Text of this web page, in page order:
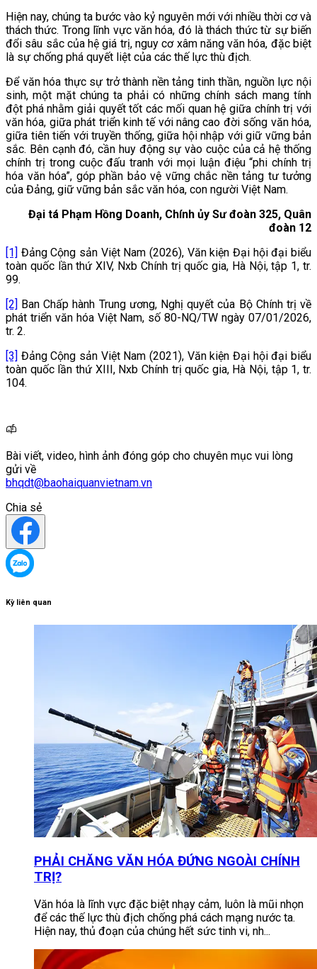
Hiện nay, chúng ta bước vào kỷ nguyên mới với nhiều thời cơ và
thách thức. Trong lĩnh vực văn hóa, đó là thách thức từ sự biến
đổi sâu sắc của hệ giá trị, nguy cơ xâm năng văn hóa, đặc biệt
là sự chống phá quyết liệt của các thế lực thù địch.
Để văn hóa thực sự trở thành nền tảng tinh thần, nguồn lực nội
sinh, một mặt chúng ta phải có những chính sách mang tính
đột phá nhằm giải quyết tốt các mối quan hệ giữa chính trị với
văn hóa, giữa phát triển kinh tế với nâng cao đời sống văn hóa,
giữa tiên tiến với truyền thống, giữa hội nhập với giữ vững bản
sắc. Bên cạnh đó, cần huy động sự vào cuộc của cả hệ thống
chính trị trong cuộc đấu tranh với mọi luận điệu “phi chính trị
hóa văn hóa”, góp phần bảo vệ vững chắc nền tảng tư tưởng
của Đảng, giữ vững bản sắc văn hóa, con người Việt Nam.
Đại tá Phạm Hồng Doanh, Chính ủy Sư đoàn 325, Quân
đoàn 12
[1] Đảng Cộng sản Việt Nam (2026), Văn kiện Đại hội đại biểu
toàn quốc lần thứ XIV, Nxb Chính trị quốc gia, Hà Nội, tập 1, tr.
99.
[2] Ban Chấp hành Trung ương, Nghị quyết của Bộ Chính trị về
phát triển văn hóa Việt Nam, số 80-NQ/TW ngày 07/01/2026,
tr. 2.
[3] Đảng Cộng sản Việt Nam (2021), Văn kiện Đại hội đại biểu
toàn quốc lần thứ XIII, Nxb Chính trị quốc gia, Hà Nội, tập 1, tr.
104.
Bài viết, video, hình ảnh đóng góp cho chuyên mục vui lòng
gửi về
bhqdt@baohaiquanvietnam.vn
Chia sẻ
Kỳ liên quan
PHẢI CHĂNG VĂN HÓA ĐỨNG NGOÀI CHÍNH
TRỊ?
Văn hóa là lĩnh vực đặc biệt nhạy cảm, luôn là mũi nhọn
để các thế lực thù địch chống phá cách mạng nước ta.
Hiện nay, thủ đoạn của chúng hết sức tinh vi, nh...